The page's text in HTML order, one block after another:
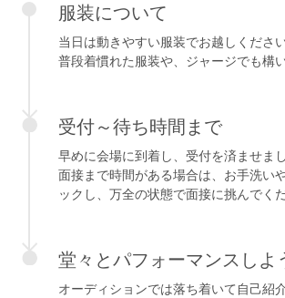
服装について
当日は動きやすい服装でお越しください
普段着慣れた服装や、ジャージでも構
受付～待ち時間まで
早めに会場に到着し、受付を済ませまし
面接まで時間がある場合は、お手洗い
ックし、万全の状態で面接に挑んでくだ
堂々とパフォーマンスしよ
オーディションでは落ち着いて自己紹